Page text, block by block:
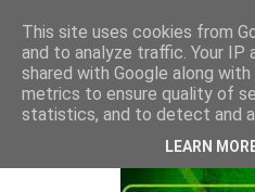
This site uses cookies from
and to analyze traffic. Your IP
shared with Google along
metrics to ensure quality of
statistics, and to detect and
LEARN